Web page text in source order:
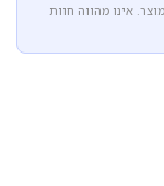
אינו מהווה חוות